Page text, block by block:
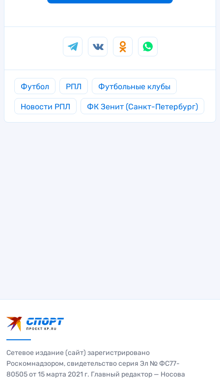
Футбол РПЛ Футбольные клубы
Новости РПЛ ФК Зенит (Санкт-Петербург)
Сетевое издание (сайт) зарегистрировано
Роскомнадзором, свидетельство серия Эл № ФС77-
80505 от 15 марта 2021 г. Главный редактор — Носова